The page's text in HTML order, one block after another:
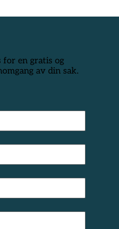
for en gratis og
av din sak.